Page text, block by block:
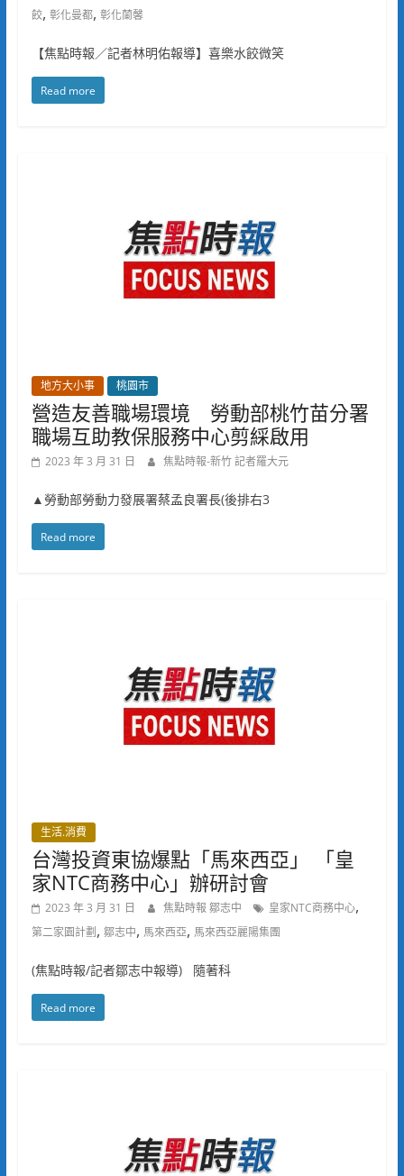
餃, 彰化曼都, 彰化蘭馨
【焦點時報／記者林明佑報導】喜樂水餃微笑
Read more
地方大小事 桃園市
營造友善職場環境 勞動部桃竹苗分署
職場互助教保服務中心剪綵啟用
2023 年 3 月 31 日 焦點時報-新竹 記者羅大元
▲勞動部勞動力發展署蔡孟良署長(後排右3
Read more
生活.消費
台灣投資東協爆點「馬來西亞」 「皇
家NTC商務中心」辦研討會
2023 年 3 月 31 日 焦點時報 鄒志中 皇家NTC商務中心,
第二家園計劃 , 鄒志中, 馬來西亞, 馬來西亞麗陽集團
(焦點時報/記者鄒志中報導) 隨著科
Read more